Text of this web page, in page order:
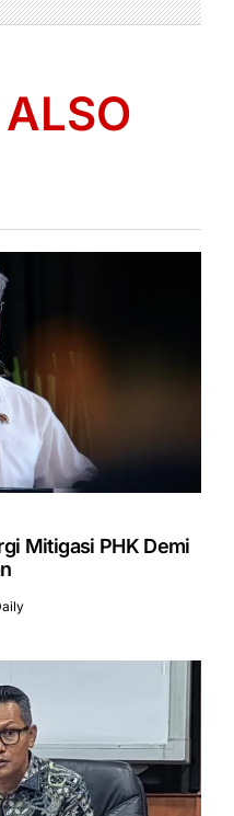
Mitigasi PHK Demi